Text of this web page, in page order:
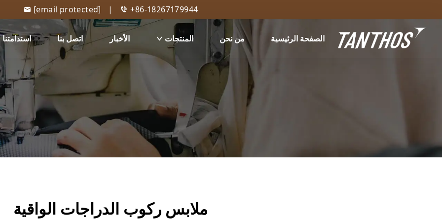
[email protected] | +86-18267179944
الصفحة الرئيسية من نحن المنتجات الأخبار اتصل بنا استدامتنا
ملابس ركوب الدراجات الواقية